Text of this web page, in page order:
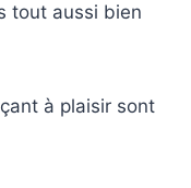
tout aussi bien
à plaisir sont